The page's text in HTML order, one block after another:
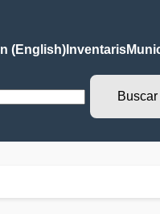
(English)Inventaris